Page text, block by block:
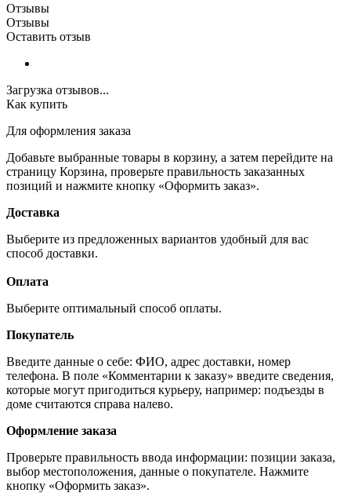
Отзывы
Отзывы
Оставить отзыв
Загрузка отзывов...
Как купить
Для оформления заказа
Добавьте выбранные товары в корзину, а затем перейдите на
страницу Корзина, проверьте правильность заказанных
позиций и нажмите кнопку «Оформить заказ».
Доставка
Выберите из предложенных вариантов удобный для вас
способ доставки.
Оплата
Выберите оптимальный способ оплаты.
Покупатель
Введите данные о себе: ФИО, адрес доставки, номер
телефона. В поле «Комментарии к заказу» введите сведения,
которые могут пригодиться курьеру, например: подъезды в
доме считаются справа налево.
Оформление заказа
Проверьте правильность ввода информации: позиции заказа,
выбор местоположения, данные о покупателе. Нажмите
кнопку «Оформить заказ».